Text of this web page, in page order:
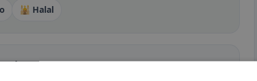
🕌 Halal